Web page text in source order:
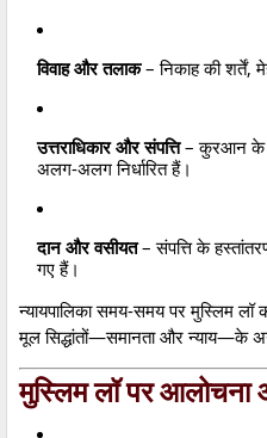
विवाह और तलाक– निकाह की शर्तें,
उत्तराधिकार और संपत्ति– कुरआन के
अलग-अलग निर्धारित हैं।
दान और वसीयत– संपत्ति के
गए हैं।
न्यायपालिका समय-समय पर मुस्लिम लॉ
मूल सिद्धांतों—समानता और न्याय—के
मुस्लिम लॉ पर